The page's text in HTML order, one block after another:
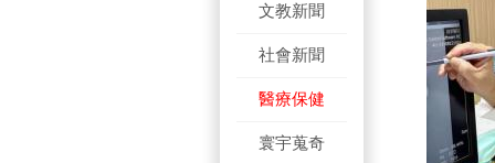
文教新聞
社會新聞
醫療保健
寰宇蒐奇